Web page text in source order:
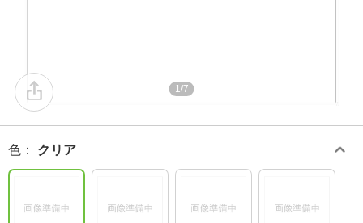
1/7
色 ： クリア